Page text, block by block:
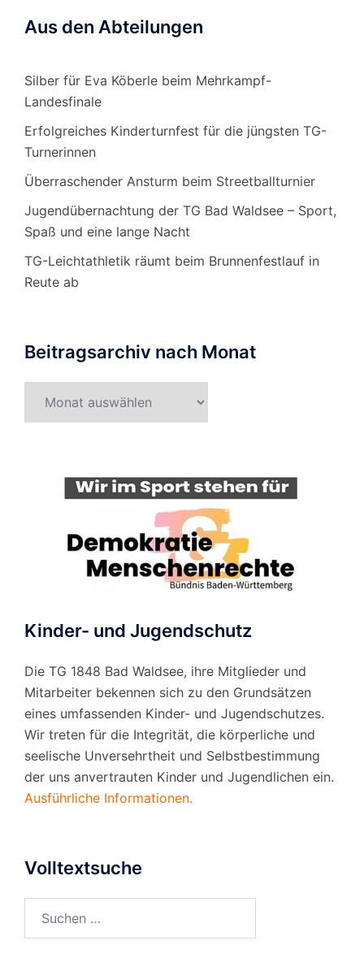
Aus den Abteilungen
Silber für Eva Köberle beim Mehrkampf-
Landesfinale
Erfolgreiches Kinderturnfest für die jüngsten TG-
Turnerinnen
Überraschender Ansturm beim Streetballturnier
Jugendübernachtung der TG Bad Waldsee – Sport,
Spaß und eine lange Nacht
TG-Leichtathletik räumt beim Brunnenfestlauf in
Reute ab
Beitragsarchiv nach Monat
nach
Kinder- und Jugendschutz
Die TG 1848 Bad Waldsee, ihre Mitglieder und
Mitarbeiter bekennen sich zu den Grundsätzen
eines umfassenden Kinder- und Jugendschutzes.
Wir treten für die Integrität, die körperliche und
seelische Unversehrtheit und Selbstbestimmung
der uns anvertrauten Kinder und Jugendlichen ein.
Ausführliche Informationen.
Volltextsuche